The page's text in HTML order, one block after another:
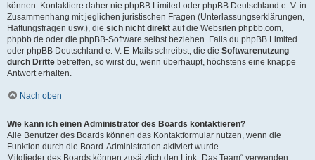
können. Kontaktiere daher nie phpBB Limited oder phpBB Deutschland e. V. in
Zusammenhang mit jeglichen juristischen Fragen (Unterlassungserklärungen,
Haftungsfragen usw.), die sich nicht direkt auf die Websiten phpbb.com,
phpbb.de oder die phpBB-Software selbst beziehen. Falls du phpBB Limited
oder phpBB Deutschland e. V. E-Mails schreibst, die die Softwarenutzung
durch Dritte betreffen, so wirst du, wenn überhaupt, höchstens eine knappe
Antwort erhalten.
Nach oben
Wie kann ich einen Administrator des Boards kontaktieren?
Alle Benutzer des Boards können das Kontaktformular nutzen, wenn die
Funktion durch die Board-Administration aktiviert wurde.
Mitglieder des Boards können zusätzlich den Link „Das Team“ verwenden.